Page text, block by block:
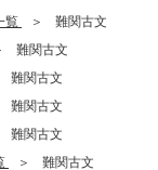
覧
難関古文
難関古文
難関古文
難関古文
難関古文
難関古文